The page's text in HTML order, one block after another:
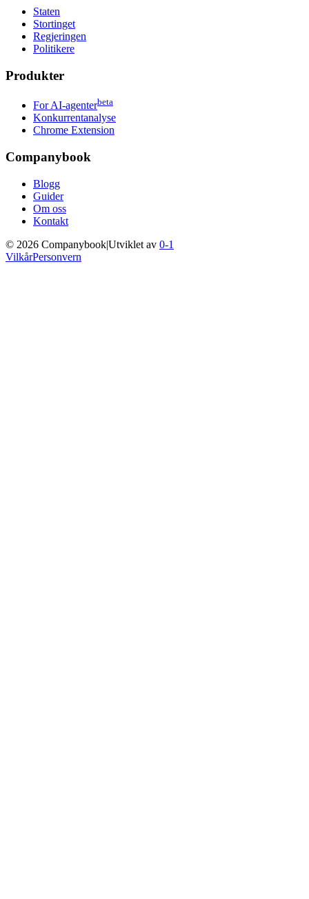
Staten
Stortinget
Regjeringen
Politikere
Produkter
For AI-agenterbeta
Konkurrentanalyse
Chrome Extension
Companybook
Blogg
Guider
Om oss
Kontakt
© 2026 Companybook|Utviklet av 0-1
VilkårPersonvern